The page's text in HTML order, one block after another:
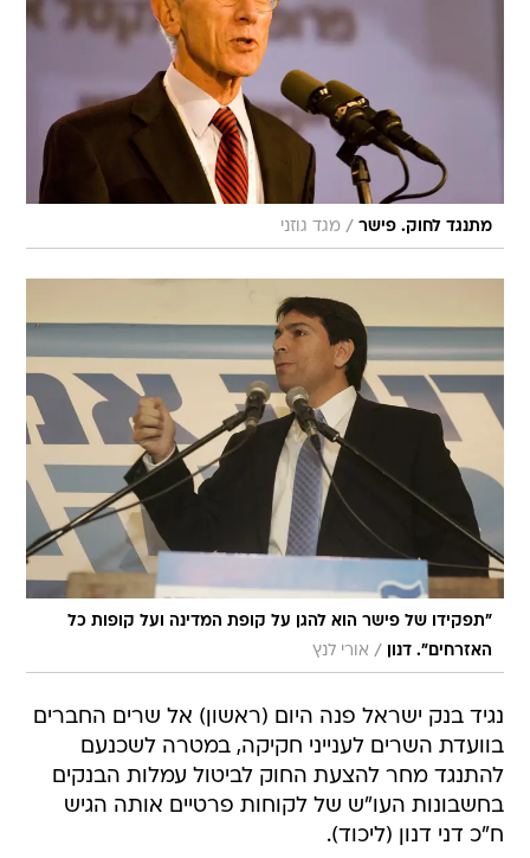
מתנגד לחוק. פישר / מגד גוזני
"תפקידו של פישר הוא להגן על קופת המדינה ועל קופות כל
האזרחים". דנון
/ אורי לנץ
נגיד בנק ישראל פנה היום (ראשון) אל שרים החברים
בוועדת השרים לענייני חקיקה, במטרה לשכנעם
להתנגד מחר להצעת החוק לביטול עמלות הבנקים
בחשבונות העו"ש של לקוחות פרטיים אותה הגיש
ח"כ דני דנון (ליכוד).